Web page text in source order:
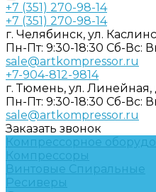
+7 (351) 270-98-14
+7 (351) 270-98-14
г. Челябинск, ул.
Пн-Пт: 9:30-18:30 Cб-Вс:
sale@artkompressor.ru
+7-904-812-9814
г. Тюмень, ул. Линейная,
Пн-Пт: 9:30-18:30 Cб-Вс:
sale@artkompressor.ru
Заказать звонок
Компрессорное
Компрессоры
Винтовые Спиральные
Ресиверы